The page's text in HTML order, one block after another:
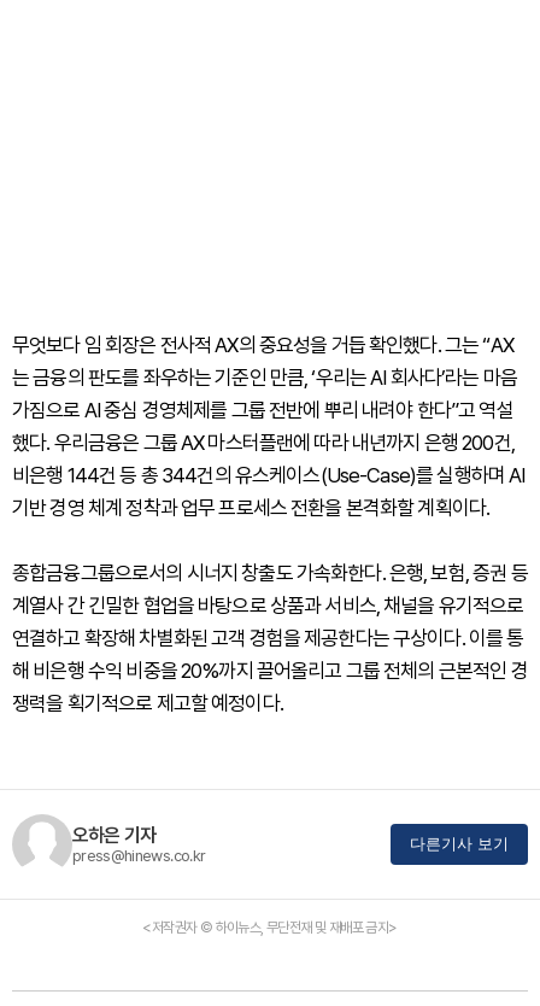
무엇보다 임 회장은 전사적 AX의 중요성을 거듭 확인했다. 그는 “AX
는 금융의 판도를 좌우하는 기준인 만큼, ‘우리는 AI 회사다’라는 마음
가짐으로 AI 중심 경영체제를 그룹 전반에 뿌리 내려야 한다”고 역설
했다. 우리금융은 그룹 AX 마스터플랜에 따라 내년까지 은행 200건,
비은행 144건 등 총 344건의 유스케이스(Use-Case)를 실행하며 AI
기반 경영 체계 정착과 업무 프로세스 전환을 본격화할 계획이다.
종합금융그룹으로서의 시너지 창출도 가속화한다. 은행, 보험, 증권 등
계열사 간 긴밀한 협업을 바탕으로 상품과 서비스, 채널을 유기적으로
연결하고 확장해 차별화된 고객 경험을 제공한다는 구상이다. 이를 통
해 비은행 수익 비중을 20%까지 끌어올리고 그룹 전체의 근본적인 경
쟁력을 획기적으로 제고할 예정이다.
오하은 기자
press@hinews.co.kr
다른기사 보기
<저작권자 © 하이뉴스, 무단전재 및 재배포 금지>